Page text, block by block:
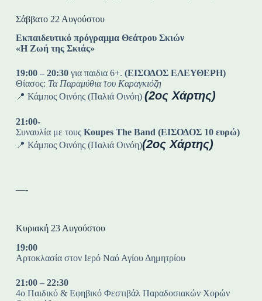
Σάββατο 22 Αυγούστου
Εκπαιδευτικό πρόγραμμα Θεάτρου Σκιών
«Η Ζωή της Σκιάς»
19:00 – 20:30για παιδια 6+. (ΕΙΣΟΔΟΣ ΕΛΕΥΘΕΡΗ)
Θίασος: Τα Παραμύθια του Καραγκιόζη
📍 Κάμπος Οινόης (Παλιά Οινόη) (2ος Χάρτης)
21:00-
Συναυλία με τους Koupes The Band (ΕΙΣΟΔΟΣ 10 ευρώ)
📍 Κάμπος Οινόης (Παλιά Οινόη)(2ος Χάρτης)
—-
Κυριακή 23 Αυγούστου
19:00
Αρτοκλασία στον Ιερό Ναό Αγίου Δημητρίου
21:00 – 22:30
4ο Παιδικό & Εφηβικό Φεστιβάλ Παραδοσιακών Χορών